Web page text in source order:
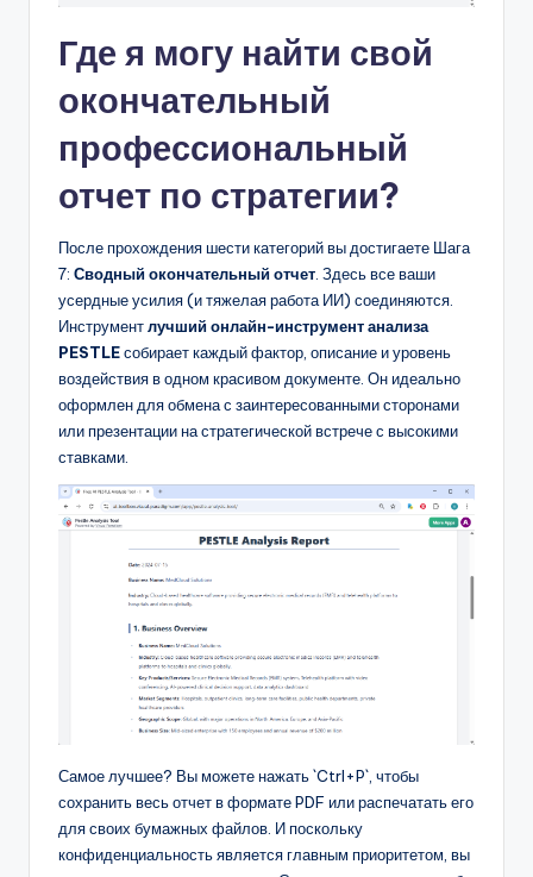
Где я могу найти свой
окончательный
профессиональный
отчет по стратегии?
После прохождения шести категорий вы достигаете Шага
7: Сводный окончательный отчет . Здесь все ваши
усердные усилия (и тяжелая работа ИИ) соединяются.
Инструментлучший онлайн-инструмент анализа
PESTLEсобирает каждый фактор, описание и уровень
воздействия в одном красивом документе. Он идеально
оформлен для обмена с заинтересованными сторонами
или презентации на стратегической встрече с высокими
ставками.
Самое лучшее? Вы можете нажать `Ctrl+P`, чтобы
сохранить весь отчет в формате PDF или распечатать его
для своих бумажных файлов. И поскольку
конфиденциальность является главным приоритетом, вы